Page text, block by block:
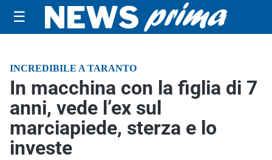
☰
INCREDIBILE A TARANTO
In macchina con la figlia di 7
anni, vede l’ex sul
marciapiede, sterza e lo
investe